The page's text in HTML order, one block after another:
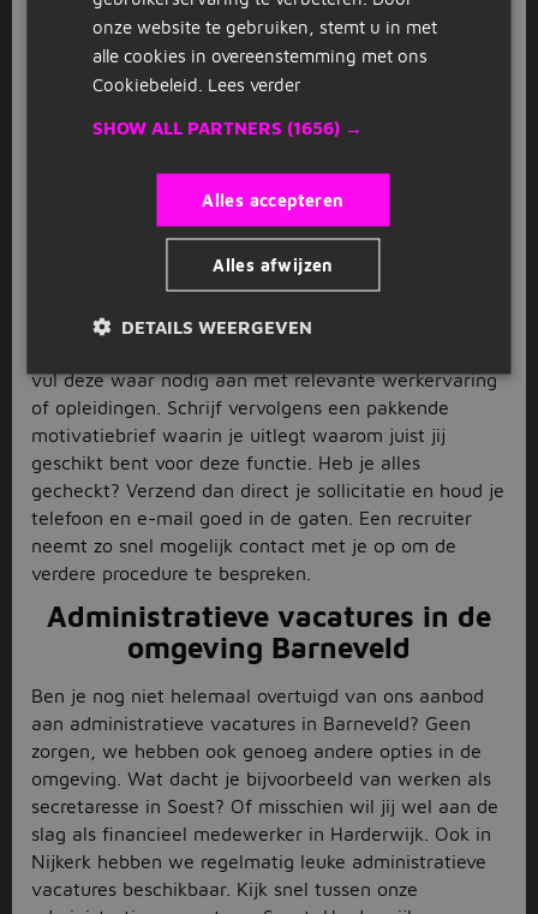
gegevens, het sorteren van post en het controleren
van facturen. Alssecretaressewerk jij nauw samen
met één of meerdere managers en ben je
verantwoordelijk voor agendabeheer, notuleren van
vergaderingen en het bijhouden van de mailbox. Kijk
Solliciteren op administratieve
vacatures in Barneveld
Heb jij een leuke administratieve vacature Barneveld
gevonden die aansluit bij jouw wensen? Dan kun je
vul deze waar nodig aan met relevante werkervaring
of opleidingen. Schrijf vervolgens een pakkende
motivatiebrief waarin je uitlegt waarom juist jij
geschikt bent voor deze functie. Heb je alles
gecheckt? Verzend dan direct je sollicitatie en houd je
telefoon en e-mail goed in de gaten. Een recruiter
neemt zo snel mogelijk contact met je op om de
verdere procedure te bespreken.
Administratieve vacatures in de
omgeving Barneveld
Ben je nog niet helemaal overtuigd van ons aanbod
aan administratieve vacatures in Barneveld? Geen
zorgen, we hebben ook genoeg andere opties in de
omgeving. Wat dacht je bijvoorbeeld van werken als
secretaresse in Soest? Of misschien wil jij wel aan de
slag als financieel medewerker in Harderwijk. Ook in
Nijkerk hebben we regelmatig leuke administratieve
vacatures beschikbaar. Kijk snel tussen onze
onze website te gebruiken, stemt u in met
alle cookies in overeenstemming met ons
Cookiebeleid. Lees verder
SHOW ALL PARTNERS (1656) →
Alles accepteren
Alles afwijzen
DETAILS WEERGEVEN